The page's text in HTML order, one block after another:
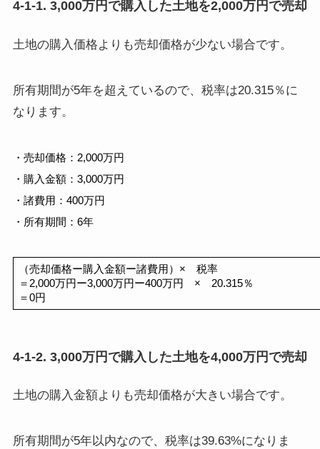
4-1-1. 3,000万円で購入した土地を2,000万円で売却
土地の購入価格よりも売却価格が少ない場合です。
所有期間が5年を超えているので、税率は20.315％に
なります。
・売却価格：2,000万円
・購入金額：3,000万円
・諸費用：400万円
・所有期間：6年
（売却価格ー購入金額ー諸費用）×　税率
＝2,000万円ー3,000万円ー400万円　×　20.315％
＝0円
4-1-2. 3,000万円で購入した土地を4,000万円で売却
土地の購入金額よりも売却価格が大きい場合です。
所有期間が5年以内なので、税率は39.63%になりま